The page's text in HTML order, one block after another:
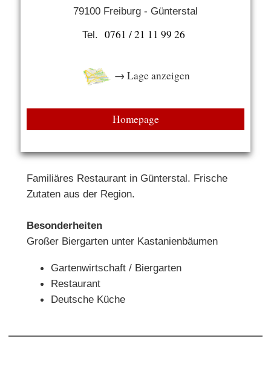
79100 Freiburg - Günterstal
Tel. 0761 / 21 11 99 26
→ Lage anzeigen
Homepage
Familiäres Restaurant in Günterstal. Frische
Zutaten aus der Region.
Besonderheiten
Großer Biergarten unter Kastanienbäumen
Gartenwirtschaft / Biergarten
Restaurant
Deutsche Küche